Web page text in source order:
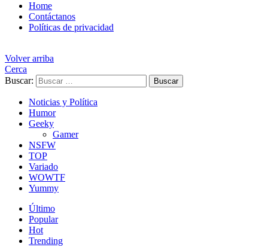
Home
Contáctanos
Políticas de privacidad
Volver arriba
Cerca
Buscar:
Buscar
Noticias y Política
Humor
Geeky
Gamer
NSFW
TOP
Variado
WOWTF
Yummy
Último
Popular
Hot
Trending